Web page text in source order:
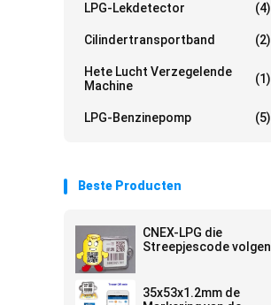
LPG-Lekdetector (4)
Cilindertransportband (2)
Hete Lucht Verzegelende
Machine
(1)
LPG-Benzinepomp (5)
Beste Producten
CNEX-LPG die
Streepjescode volgen
35x53x1.2mm de